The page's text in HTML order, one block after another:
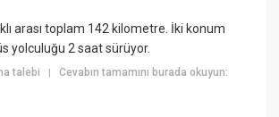
arası toplam 142 kilometre. İki konum
yolculuğu 2 saat sürüyor.
talebi |Cevabın tamamını burada okuyun: